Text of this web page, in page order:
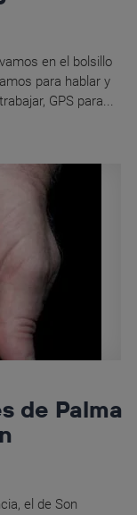
en el bolsillo
para hablar y
GPS para...
de Palma
el de Son